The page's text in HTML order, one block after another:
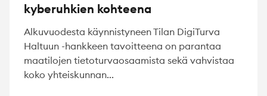
kyberuhkien kohteena
Alkuvuodesta käynnistyneen Tilan DigiTurva
Haltuun -hankkeen tavoitteena on parantaa
maatilojen tietoturvaosaamista sekä vahvistaa
koko yhteiskunnan...